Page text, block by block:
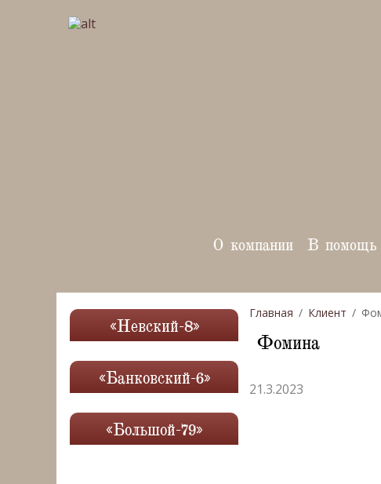
О компании В помощь
«Невский-8»
«Банковский-6»
«Большой-79»
Главная Клиент
Фомина
21.3.2023